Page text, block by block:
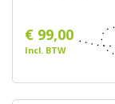
€ 99,00
Incl. BTW